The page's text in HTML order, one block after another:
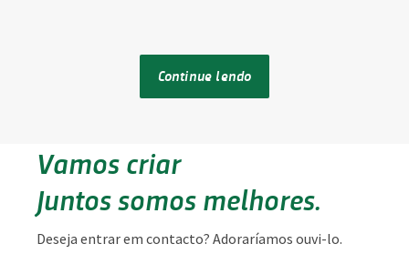
Continue lendo
Vamos criar
Juntos somos melhores.
Deseja entrar em contacto? Adoraríamos ouvi-lo.